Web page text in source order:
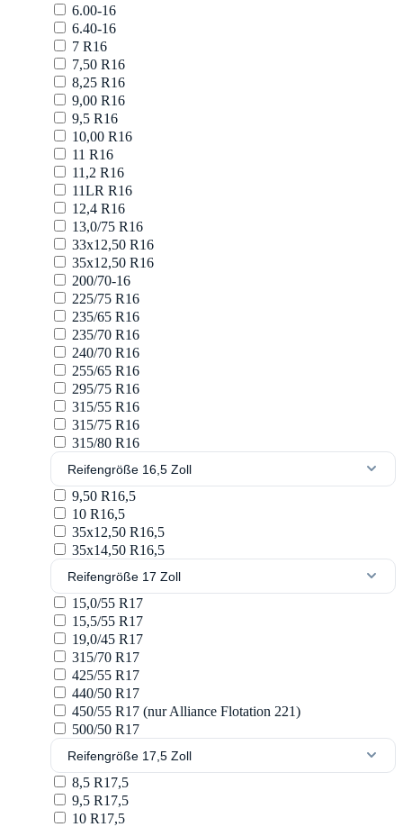
6.00-16
6.40-16
7 R16
7,50 R16
8,25 R16
9,00 R16
9,5 R16
10,00 R16
11 R16
11,2 R16
11LR R16
12,4 R16
13,0/75 R16
33x12,50 R16
35x12,50 R16
200/70-16
225/75 R16
235/65 R16
235/70 R16
240/70 R16
255/65 R16
295/75 R16
315/55 R16
315/75 R16
315/80 R16
Reifengröße 16,5 Zoll
9,50 R16,5
10 R16,5
35x12,50 R16,5
35x14,50 R16,5
Reifengröße 17 Zoll
15,0/55 R17
15,5/55 R17
19,0/45 R17
315/70 R17
425/55 R17
440/50 R17
450/55 R17 (nur Alliance Flotation 221)
500/50 R17
Reifengröße 17,5 Zoll
8,5 R17,5
9,5 R17,5
10 R17,5